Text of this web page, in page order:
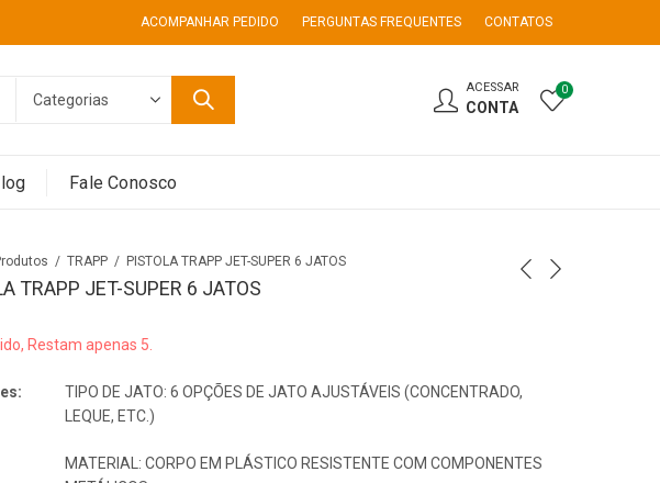
ACOMPANHAR PEDIDO PERGUNTAS FREQUENTES CONTATOS
ACESSAR
CONTA
0
Fale Conosco
TRAPP PISTOLA TRAPP JET-SUPER 6 JATOS
TRAPP JET-SUPER 6 JATOS
Restam apenas 5.
TIPO DE JATO: 6 OPÇÕES DE JATO AJUSTÁVEIS (CONCENTRADO,
LEQUE, ETC.)
MATERIAL: CORPO EM PLÁSTICO RESISTENTE COM COMPONENTES